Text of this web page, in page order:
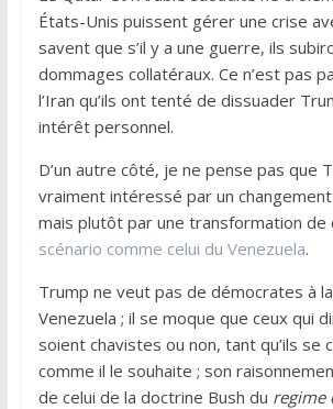
États-Unis puissent gérer une crise
savent que s’il y a une guerre, ils
dommages collatéraux. Ce n’est pas
l’Iran qu’ils ont tenté de dissuader
intérêt personnel.
D’un autre côté, je ne pense pas que
vraiment intéressé par un
mais plutôt par une transformation de
scénario comme celui du Venezuela.
Trump ne veut pas de démocrates à
Venezuela ; il se moque que ceux qui
soient chavistes ou non, tant qu’ils se
comme il le souhaite ; son
de celui de la doctrine Bush du regime